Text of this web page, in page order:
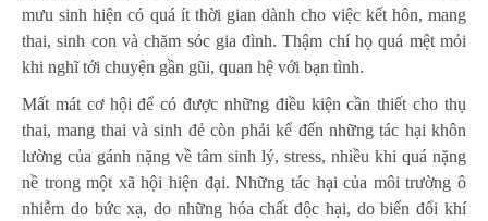
mưu sinh hiện có quá ít thời gian dành cho việc kết hôn, mang
thai, sinh con và chăm sóc gia đình. Thậm chí họ quá mệt mỏi
khi nghĩ tới chuyện gần gũi, quan hệ với bạn tình.
Mất mát cơ hội để có được những điều kiện cần thiết cho thụ
thai, mang thai và sinh đẻ còn phải kể đến những tác hại khôn
lường của gánh nặng về tâm sinh lý, stress, nhiều khi quá nặng
nề trong một xã hội hiện đại. Những tác hại của môi trường ô
nhiễm do bức xạ, do những hóa chất độc hại, do biến đổi khí